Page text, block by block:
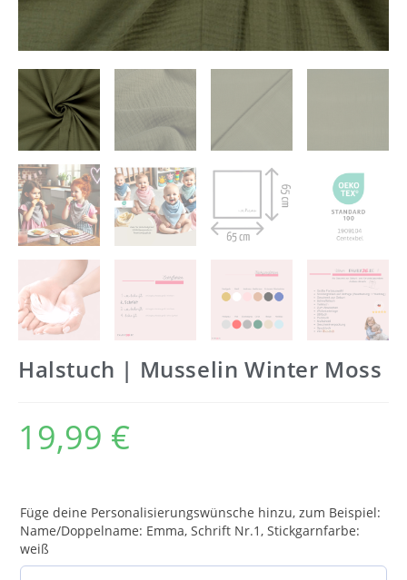
Halstuch | Musselin Winter Moss
19,99 €
Füge deine Personalisierungswünsche hinzu, zum Beispiel:
Name/Doppelname: Emma, Schrift Nr.1, Stickgarnfarbe:
weiß